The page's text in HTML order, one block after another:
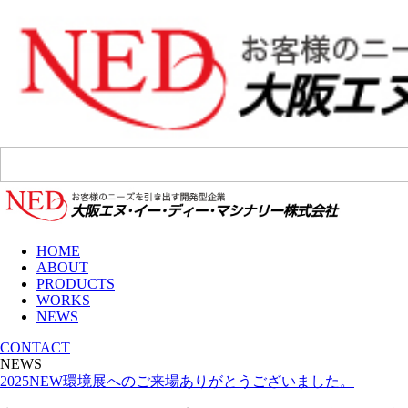
HOME
ABOUT
PRODUCTS
WORKS
NEWS
CONTACT
NEWS
2025NEW環境展へのご来場ありがとうございました。